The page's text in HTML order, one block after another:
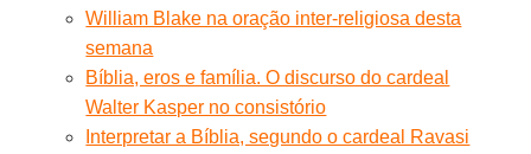
William Blake na oração inter-religiosa desta
semana
Bíblia, eros e família. O discurso do cardeal
Walter Kasper no consistório
Interpretar a Bíblia, segundo o cardeal Ravasi